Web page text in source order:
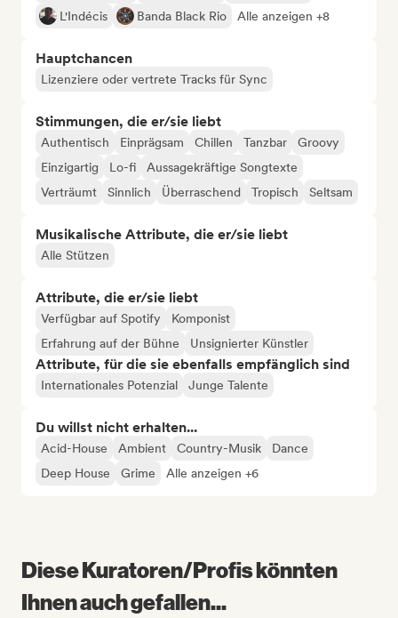
L'Indécis
Banda Black Rio Alle anzeigen +8
Hauptchancen
Lizenziere oder vertrete Tracks für Sync
Stimmungen, die er/sie liebt
Authentisch Einprägsam Chillen Tanzbar
Groovy
Einzigartig
Lo-fi
Aussagekräftige Songtexte
Verträumt
Sinnlich Überraschend Tropisch Seltsam
Musikalische Attribute, die er/sie liebt
Alle Stützen
Attribute, die er/sie liebt
Verfügbar auf Spotify
Komponist
Erfahrung auf der Bühne
Unsignierter Künstler
Attribute, für die sie ebenfalls empfänglich sind
Internationales Potenzial Junge Talente
Du willst nicht erhalten...
Acid-House Ambient Country-Musik
Dance
Deep House
Grime Alle anzeigen +6
Diese Kuratoren/Profis könnten
Ihnen auch gefallen...